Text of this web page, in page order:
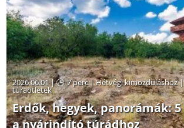
2026.06.01 | 7 perc|Hétvégi kimozduláshoz
túraötletek
Erdők, hegyek, panorámák:
a nyárindító túrádhoz